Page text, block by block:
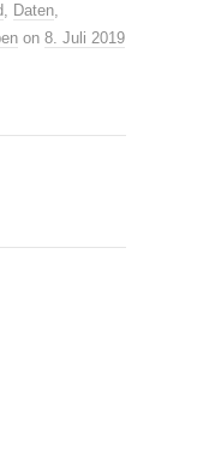
, Daten,
on 8. Juli 2019